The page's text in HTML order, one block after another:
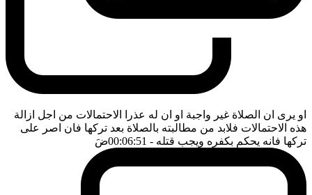
او يرى ان الصلاة غير واجبة او ان له عذرا الاحتمالات من اجل ازالة
هذه الاحتمالات فلابد من مطالبته بالصلاة بعد تركها فان اصر على
تركها فانه يحكم بكفره ويجب قتله - 00:06:51 ضَ